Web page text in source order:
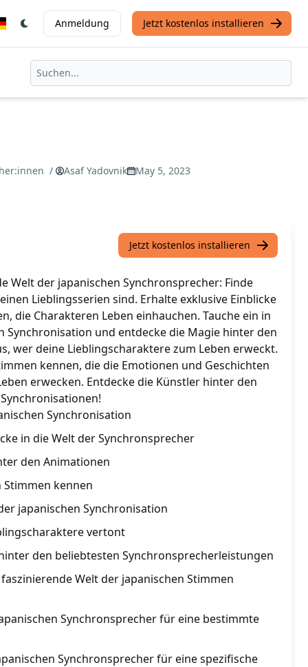
Anmeldung Jetzt kostenlos installieren
/ Asaf Yadovnik May 5, 2023
Jetzt kostenlos installieren
Welt der japanischen Synchronsprecher: Finde
Lieblingsserien sind. Erhalte exklusive Einblicke
die Charakteren Leben einhauchen. Tauche ein in
Synchronisation und entdecke die Magie hinter den
wer deine Lieblingscharaktere zum Leben erweckt.
kennen, die die Emotionen und Geschichten
erwecken. Entdecke die Künstler hinter den
Synchronisation
in die Welt der Synchronsprecher
den Animationen
kennen
japanischen Synchronisation
vertont
den beliebtesten Synchronsprecherleistungen
Welt der japanischen Stimmen
Synchronsprecher für eine bestimmte
Synchronsprecher für eine spezifische